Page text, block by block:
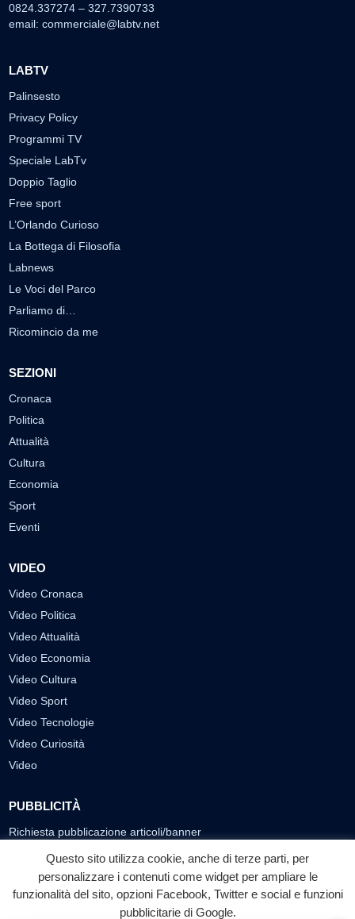
0824.337274 – 327.7390733
email: commerciale@labtv.net
LABTV
Palinsesto
Privacy Policy
Programmi TV
Speciale LabTv
Doppio Taglio
Free sport
L’Orlando Curioso
La Bottega di Filosofia
Labnews
Le Voci del Parco
Parliamo di…
Ricomincio da me
SEZIONI
Cronaca
Politica
Attualità
Cultura
Economia
Sport
Eventi
VIDEO
Video Cronaca
Video Politica
Video Attualità
Video Economia
Video Cultura
Video Sport
Video Tecnologie
Video Curiosità
Video
PUBBLICITÀ
Richiesta pubblicazione articoli/banner
SEGUICI SUI SOCIAL
f ◎ ▶
Questo sito utilizza cookie, anche di terze parti, per
personalizzare i contenuti come widget per ampliare le
funzionalità del sito, opzioni Facebook, Twitter e social e funzioni
pubblicitarie di Google.